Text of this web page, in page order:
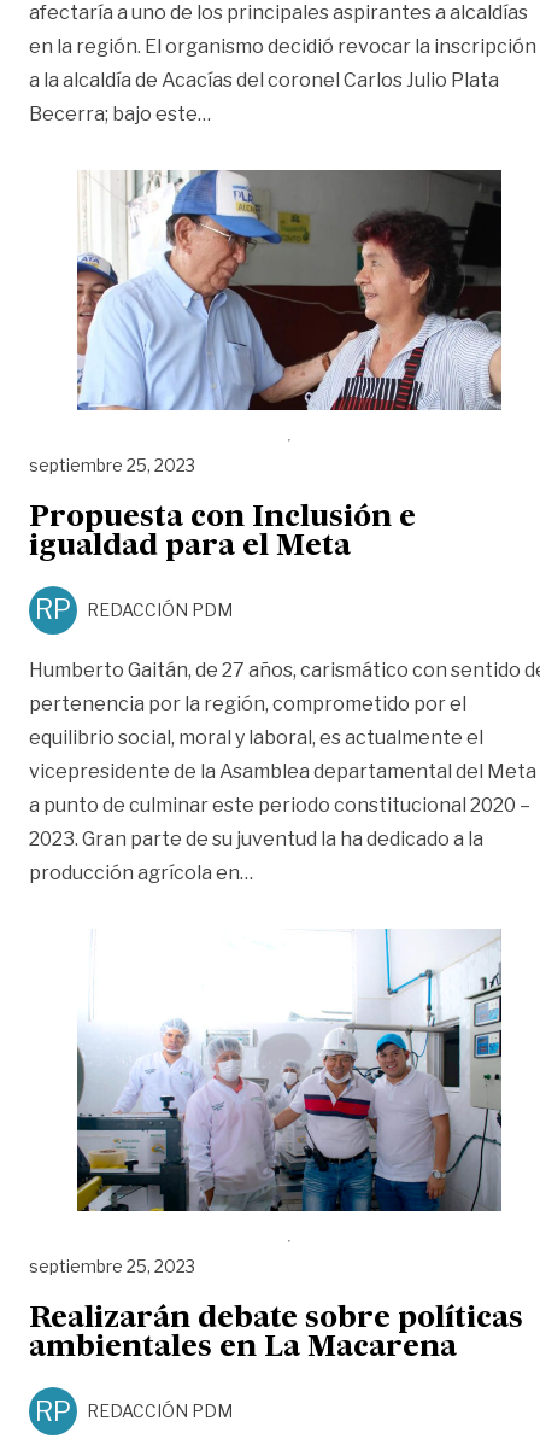
afectaría a uno de los principales aspirantes a alcaldías
en la región. El organismo decidió revocar la inscripción
a la alcaldía de Acacías del coronel Carlos Julio Plata
Becerra; bajo este…
septiembre 25, 2023
Propuesta con Inclusión e
igualdad para el Meta
RP REDACCIÓN PDM
Humberto Gaitán, de 27 años, carismático con sentido
pertenencia por la región, comprometido por el
equilibrio social, moral y laboral, es actualmente el
vicepresidente de la Asamblea departamental del Meta
a punto de culminar este periodo constitucional 2020 –
2023. Gran parte de su juventud la ha dedicado a la
producción agrícola en…
septiembre 25, 2023
Realizarán debate sobre políticas
ambientales en La Macarena
RP REDACCIÓN PDM